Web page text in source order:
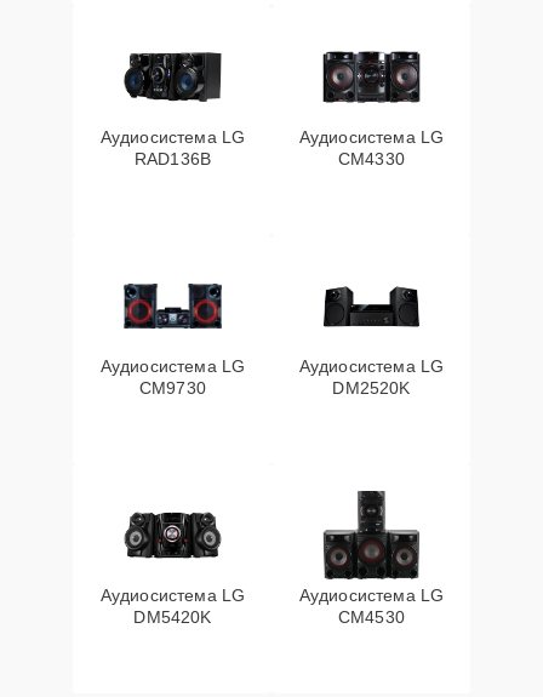
Аудиосистема LG
RAD136B
Аудиосистема LG
CM4330
Аудиосистема LG
CM9730
Аудиосистема LG
DM2520K
Аудиосистема LG
DM5420K
Аудиосистема LG
CM4530